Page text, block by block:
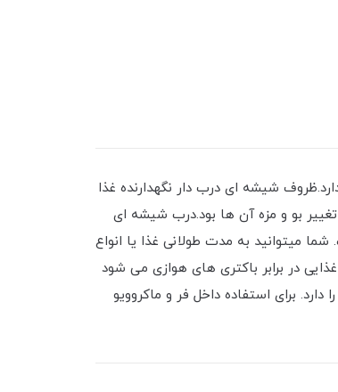
شیشه ای درب دار نگهدارنده غذا
بو و مزه آن ها بود.درب شیشه ای
میتوانید به مدت طولانی غذا یا انواع
در برابر باکتری های هوازی می شود
برای استفاده داخل فر و ماکروویو